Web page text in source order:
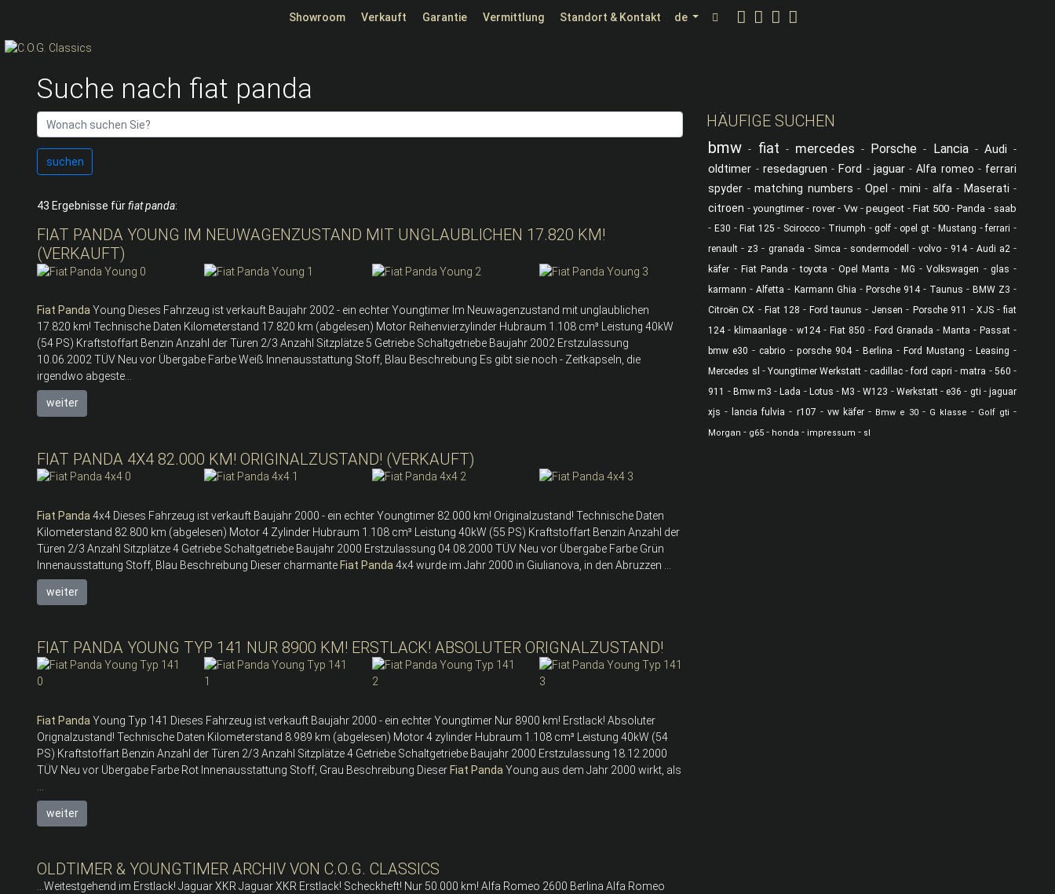
Showroom Verkauft Garantie Vermittlung Standort & Kontakt de C.O.G. Classics auf YouTube
C.O.G. Classics auf Facebook
C.O.G. Classics auf Instagram
Suche nach fiat panda
suchen
43 Ergebnisse fürfiat panda:
FIAT PANDA YOUNG IM NEUWAGENZUSTAND MIT UNGLAUBLICHEN 17.820 KM!
(VERKAUFT)
Fiat Panda Young Dieses Fahrzeug ist verkauft Baujahr 2002 - ein echter Youngtimer Im Neuwagenzustand mit unglaublichen
17.820 km! Technische Daten Kilometerstand 17.820 km (abgelesen) Motor Reihenvierzylinder Hubraum 1.108 cm³ Leistung 40kW
(54 PS) Kraftstoffart Benzin Anzahl der Türen 2/3 Anzahl Sitzplätze 5 Getriebe Schaltgetriebe Baujahr 2002 Erstzulassung
10.06.2002 TÜV Neu vor Übergabe Farbe Weiß Innenausstattung Stoff, Blau Beschreibung Es gibt sie noch - Zeitkapseln, die
irgendwo abgeste...
weiter
FIAT PANDA 4X4 82.000 KM! ORIGINALZUSTAND! (VERKAUFT)
Fiat Panda 4x4 Dieses Fahrzeug ist verkauft Baujahr 2000 - ein echter Youngtimer 82.000 km! Originalzustand! Technische Daten
Kilometerstand 82.800 km (abgelesen) Motor 4 Zylinder Hubraum 1.108 cm³ Leistung 40kW (55 PS) Kraftstoffart Benzin Anzahl der
Türen 2/3 Anzahl Sitzplätze 4 Getriebe Schaltgetriebe Baujahr 2000 Erstzulassung 04.08.2000 TÜV Neu vor Übergabe Farbe Grün
Innenausstattung Stoff, Blau Beschreibung Dieser charmante Fiat Panda 4x4 wurde im Jahr 2000 in Giulianova, in den Abruzzen ...
weiter
FIAT PANDA YOUNG TYP 141 NUR 8900 KM! ERSTLACK! ABSOLUTER ORIGNALZUSTAND!
Fiat Panda Young Typ 141 Dieses Fahrzeug ist verkauft Baujahr 2000 - ein echter Youngtimer Nur 8900 km! Erstlack! Absoluter
Orignalzustand! Technische Daten Kilometerstand 8.989 km (abgelesen) Motor 4 zylinder Hubraum 1.108 cm³ Leistung 40kW (54
PS) Kraftstoffart Benzin Anzahl der Türen 2/3 Anzahl Sitzplätze 4 Getriebe Schaltgetriebe Baujahr 2000 Erstzulassung 18.12.2000
TÜV Neu vor Übergabe Farbe Rot Innenausstattung Stoff, Grau Beschreibung Dieser Fiat Panda Young aus dem Jahr 2000 wirkt, als
weiter
OLDTIMER & YOUNGTIMER ARCHIV VON C.O.G. CLASSICS
...Weitestgehend im Erstlack! Jaguar XKR Jaguar XKR Erstlack! Scheckheft! Nur 50.000 km! Alfa Romeo 2600 Berlina Alfa Romeo
HÄUFIGE SUCHEN
bmw - fiat - mercedes - Porsche - Lancia- Audi -
oldtimer - resedagruen - Ford - jaguar-Alfa romeo - ferrari
spyder -matching numbers - Opel - mini - alfa - Maserati -
citroen -youngtimer- rover- Vw-peugeot -Fiat 500-Panda - saab
- E30 -Fiat 125 - Scirocco- Triumph - golf - opel gt -Mustang -ferrari -
renault - z3 - granada - Simca - sondermodell - volvo- 914- Audi a2 -
käfer - Fiat Panda -toyota -Opel Manta - MG -Volkswagen - glas -
karmann -Alfetta - Karmann Ghia - Porsche 914- Taunus - BMW Z3 -
Citroën CX - Fiat 128 - Ford taunus - Jensen - Porsche 911 - XJS-fiat
124-klimaanlage - w124- Fiat 850 - Ford Granada - Manta - Passat-
bmw e30 -cabrio - porsche 904- Berlina - Ford Mustang - Leasing -
Mercedes sl -Youngtimer Werkstatt - cadillac-ford capri -matra - 560 -
911 - Bmw m3 -Lada - Lotus -M3 -W123 - Werkstatt-e36 - gti -jaguar
xjs - lancia fulvia - r107 - vw käfer- Bmw e 30- G klasse - Golf gti -
Morgan - g65 - honda - impressum - sl